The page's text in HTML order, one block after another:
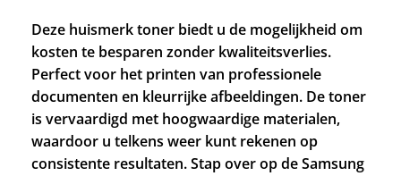
Deze huismerk toner biedt u de mogelijkheid om
kosten te besparen zonder kwaliteitsverlies.
Perfect voor het printen van professionele
documenten en kleurrijke afbeeldingen. De toner
is vervaardigd met hoogwaardige materialen,
waardoor u telkens weer kunt rekenen op
consistente resultaten. Stap over op de Samsung